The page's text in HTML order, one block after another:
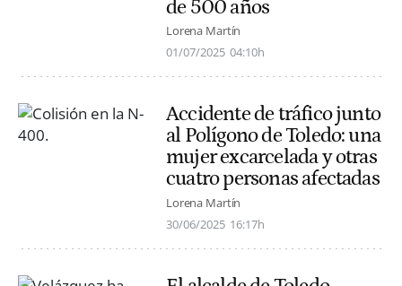
de 500 años
Lorena Martín
01/07/2025 04:10h
Accidente de tráfico junto
al Polígono de Toledo: una
mujer excarcelada y otras
cuatro personas afectadas
Lorena Martín
30/06/2025 16:17h